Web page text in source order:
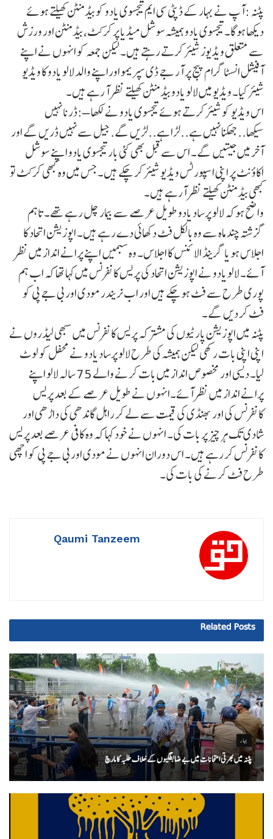
پٹنہ :آپ نے بہار کے ڈپٹی سی ایم تیجسوی یادو کو بیڈمنٹن کھیلتے ہوئے
دیکھا ہوگا۔ تیجسوی یادو ہمیشہ سوشل میڈیا پر کرکٹ، بیڈمنٹن اور ورزش
سے متعلق ویڈیوز شیئر کرتے رہتے ہیں۔ لیکن جمعہ کو انہوں نے اپنے
آفیشل انسٹاگرام پیج پر آر جے ڈی سپریمو اوراپنے والد لالو یادو کا ویڈیو
شیئر کیا۔ ویڈیو میں لالو یادو بیڈمنٹن کھیلتے نظر آ رہے ہیں۔
اس ویڈیو کو شیئر کرتے ہوئے تیجسوی یادو نے لکھا – :ڈرنا نہیں
سیکھا..جھکنا نہیں ہے..لڑا ہے..لڑیں گے. جیل سے نہیں ڈریں گے اور
آخر میں جیتیں گے۔ اس سے قبل بھی کئی بار تیجسوی یادو اپنے سوشل
اکاؤنٹ پر اپنی اسپورٹس ویڈیو شیئر کر چکے ہیں۔ جس میں وہ کبھی کرکٹ تو
کبھی بیڈمنٹن کھیلتے نظر آرہے ہیں۔
واضح ہوکہ لالو پرساد یادو طویل عرصے سے بیمار چل رہے تھے۔ تاہم
گزشتہ چند ماہ سے وہ بالکل فٹ دکھائی دے رہے ہیں۔ اپوزیشن اتحاد کا
اجلاس ہو یا گرینڈ الائنس کا اجلاس۔ وہ سبمیں اپنے پرانے انداز میں نظر
آئے۔ لالو یادو نے اپوزیشن اتحاد کی پریس کانفرنس میں کہا تھا کہ اب ہم
پوری طرح سے فٹ ہوچکے ہیں اور اب نریندر مودی اور بی جے پی کو
فٹ کر دیں گے۔
پٹنہ میں اپوزیشن پارٹیوں کی مشترکہ پریس کانفرنس میں سبھی لیڈروں نے
اپنی اپنی بات رکھی لیکن ہمیشہ کی طرح لالو پرساد یادو نے محفل کو لوٹ
لیا۔ دیسی اور مخصوص انداز میں بات کرنے والے 75 سالہ لالو اپنے
پرانے انداز میں نظر آئے۔انہوں نے طویل عرصے کے بعد پریس
کانفرنس کی اور بھنڈی کی قیمت سے لے کر راہل گاندھی کی داڑھی اور
شادی تک ہر چیز پر بات کی۔ انہوں نے خود کہا کہ وہ کافی عرصے بعد پریس
کانفرنس کر رہے ہیں۔ اس دوران انہوں نے مودی اور بی جے پی کو اچھی
طرح فٹ کرنے کی بات کی۔
Qaumi Tanzeem
Related Posts
بہار
پٹنہ میں بھرتی امتحانات میں بے ضابطگیوں کے خلاف طلبہ کا مارچ